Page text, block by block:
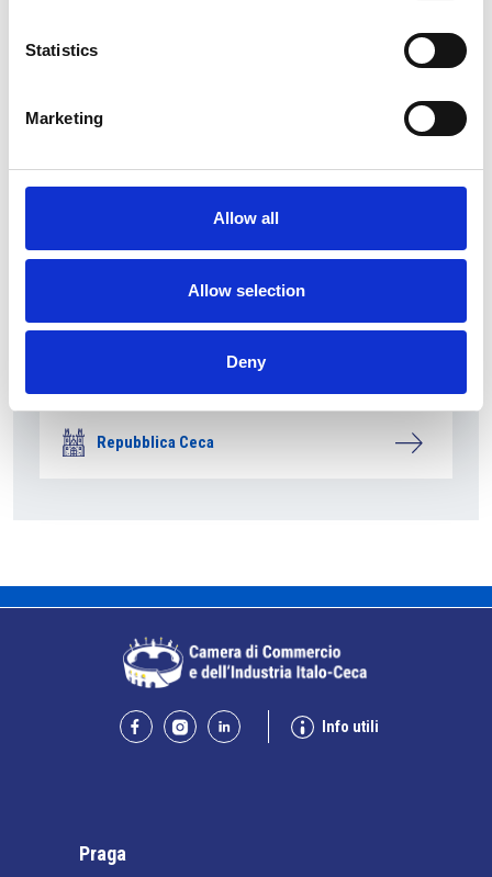
Statistics
Marketing
Allow all
Allow selection
Deny
La società pubblica České dráhy verso la
riconferma nella gara di servizio ferroviario
Repubblica Ceca
Info utili
Praga